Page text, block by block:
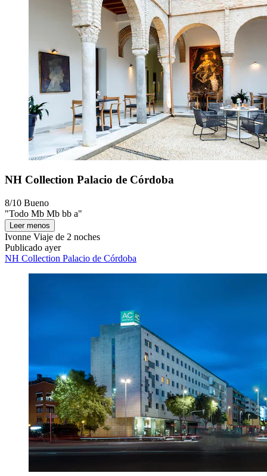
NH Collection Palacio de Córdoba
8/10 Bueno
"Todo Mb Mb bb a"
Leer menos
Ivonne Viaje de 2 noches
Publicado ayer
NH Collection Palacio de Córdoba